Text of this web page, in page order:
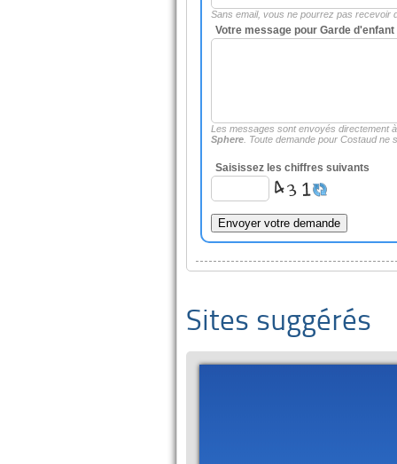
Sans email, vous ne pourrez pas recevoir
Votre message pour Garde
Les messages sont envoyés directement
Sphere . Toute demande pour Costaud ne
Saisissez les chiffres suivants
Sites suggérés